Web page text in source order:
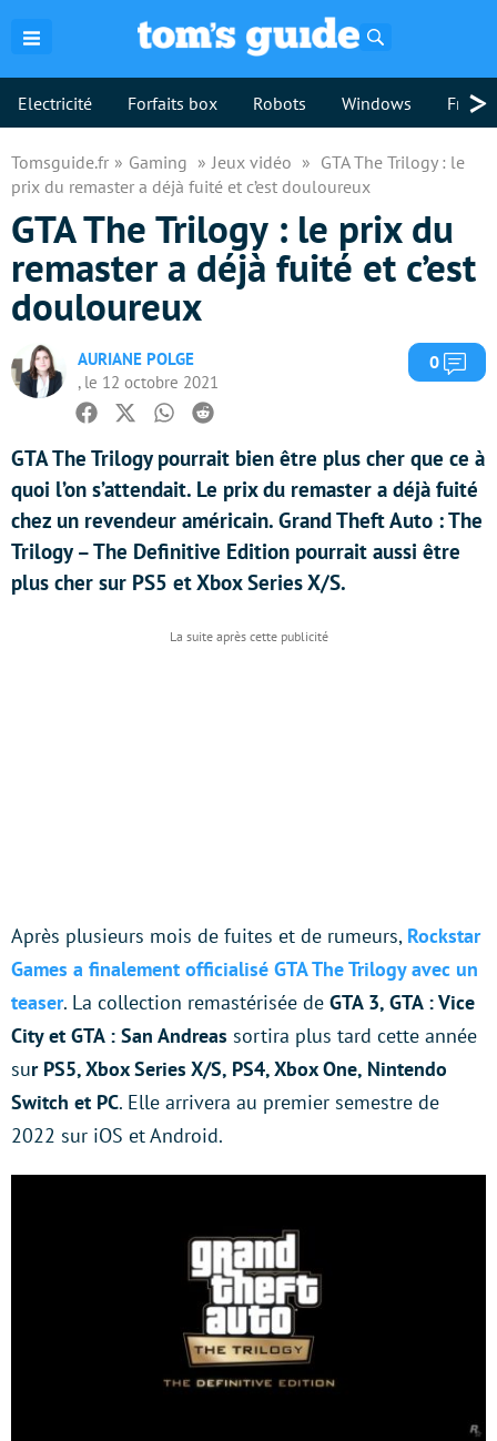
Electricité Forfaits box Robots Windows >
Tomsguide.fr Gaming Jeux vidéo
GTA The Trilogy : le
prix du remaster a déjà fuité et c’est douloureux
GTA The Trilogy : le prix du
remaster a déjà fuité et c’est
douloureux
AURIANE POLGE
, le 12 octobre 2021
0
Facebook
TwitterWhatsapp
Reddit
GTA The Trilogy pourrait bien être plus cher que ce à
quoi l’on s’attendait. Le prix du remaster a déjà fuité
chez un revendeur américain. Grand Theft Auto : The
Trilogy – The Definitive Edition pourrait aussi être
plus cher sur PS5 et Xbox Series X/S.
Après plusieurs mois de fuites et de rumeurs, Rockstar
Games a finalement officialisé GTA The Trilogy avec un
teaser. La collection remastérisée de GTA 3, GTA : Vice
City et GTA : San Andreas sortira plus tard cette année
sur PS5, Xbox Series X/S, PS4, Xbox One, Nintendo
Switch et PC. Elle arrivera au premier semestre de
2022 sur iOS et Android.